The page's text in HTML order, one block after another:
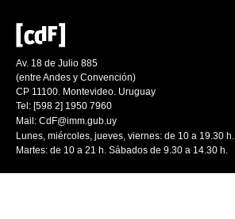
Av. 18 de Julio 885
(entre Andes y Convención)
CP 11100. Montevideo. Uruguay
Tel: [598 2] 1950 7960
Mail: CdF@imm.gub.uy
Lunes, miércoles, jueves, viernes: de 10 a 19.30 h.
Martes: de 10 a 21 h. Sábados de 9.30 a 14.30 h.